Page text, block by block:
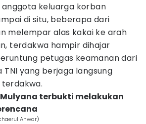
keluarga korban
di situ, beberapa dari
melempar alas kakai ke arah
terdakwa hampir dihajar
petugas keamanan dari
TNI yang berjaga langsung
Mulyana terbukti melakukan
Anwar)